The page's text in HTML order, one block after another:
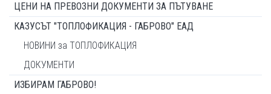
ЦЕНИ НА ПРЕВОЗНИ ДОКУМЕНТИ ЗА ПЪТУВАНЕ
КАЗУСЪТ "ТОПЛОФИКАЦИЯ - ГАБРОВО" ЕАД
НОВИНИ за ТОПЛОФИКАЦИЯ
ДОКУМЕНТИ
ИЗБИРАМ ГАБРОВО!